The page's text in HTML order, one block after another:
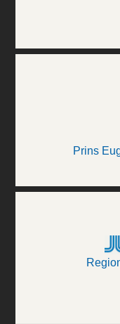
Prins